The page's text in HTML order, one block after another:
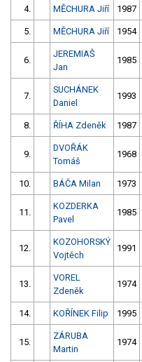
4. MĚCHURA Jiří 1987
5. MĚCHURA Jiří 1954
6.
JEREMIAŠ
Jan
1985
7.
SUCHÁNEK
Daniel
1993
8. ŘÍHA Zdeněk 1987
9.
DVOŘÁK
Tomáš
1968
10. BÁČA Milan 1973
11.
KOZDERKA
Pavel
1985
12.
KOZOHORSKÝ
Vojtěch
1991
13.
VOREL
Zdeněk
1974
14. KOŘÍNEK Filip 1995
15.
ZÁRUBA
Martin
1974